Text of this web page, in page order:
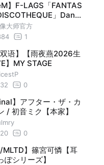
】F-LAGS「FANTAS
」Danc
大师官方
1
双语】【雨夜燕2026生
】MY STAGE
0
】アフター・ザ・カ
/ 初音ミク【本家】
0
/MLTD】篠宮可憐【耳
ぽシリーズ】